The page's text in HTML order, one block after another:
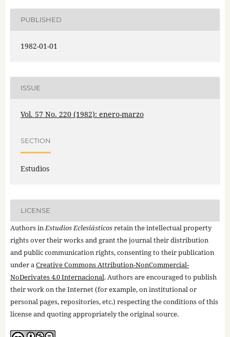
PUBLISHED
1982-01-01
ISSUE
Vol. 57 No. 220 (1982): enero-marzo
SECTION
Estudios
LICENSE
Authors inEstudios Eclesiásticosretain the intellectual property
rights over their works and grant the journal their distribution
and public communication rights, consenting to their publication
under aCreative Commons Attribution-NonCommercial-
NoDerivates 4.0 Internacional. Authors are encouraged to publish
their work on the Internet (for example, on institutional or
personal pages, repositories, etc.) respecting the conditions of this
license and quoting appropriately the original source.